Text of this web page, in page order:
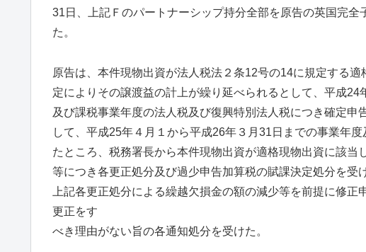
31日、上記Ｆのパートナーシップ持分全部を原告の英国完全
た。
原告は、本件現物出資が法人税法２条12号の14に規定する
定によりその譲渡益の計上が繰り延べられるとして、平成
及び課税事業年度の法人税及び復興特別法人税につき確定申
して、平成25年４月１から平成26年３月31日までの事業年
たところ、税務署長から本件現物出資が適格現物出資に該
等につき各更正処分及び過少申告加算税の賦課決定処分を受
上記各更正処分による繰越欠損金の額の減少等を前提に修
更正をす
べき理由がない旨の各通知処分を受けた。